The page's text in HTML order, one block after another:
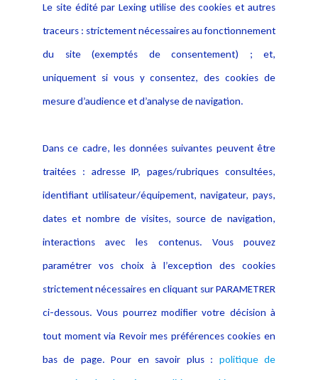
Alerte professionnelle
Déclaration d'accessibilité
Notice Légale
Politique de protection des
données
Publications
Le site édité par Lexing utilise des cookies et autres
traceurs : strictement nécessaires au fonctionnement
du site (exemptés de consentement) ; et,
uniquement si vous y consentez, des cookies de
mesure d’audience et d’analyse de navigation.
Dans ce cadre, les données suivantes peuvent être
traitées : adresse IP, pages/rubriques consultées,
identifiant utilisateur/équipement, navigateur, pays,
dates et nombre de visites, source de navigation,
interactions avec les contenus. Vous pouvez
paramétrer vos choix à l’exception des cookies
strictement nécessaires en cliquant sur PARAMETRER
ci-dessous. Vous pourrez modifier votre décision à
tout moment via Revoir mes préférences cookies en
bas de page. Pour en savoir plus : politique de